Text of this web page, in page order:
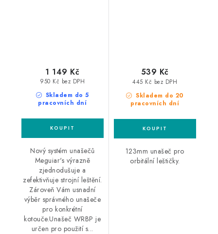
Skladem do 5
pracovních dní
950 Kč bez DPH
1 149 Kč
Nový systém unašečů
Meguiar's výrazně
zjednodušuje a
zefektivňuje strojní leštění.
Zároveň Vám usnadní
výběr správného unašeče
pro konkrétní
kotouče.Unašeč WRBP je
určen pro použití s...
Skladem do 20
pracovních dní
445 Kč bez DPH
539 Kč
123mm unašeč pro
orbitální leštičky.